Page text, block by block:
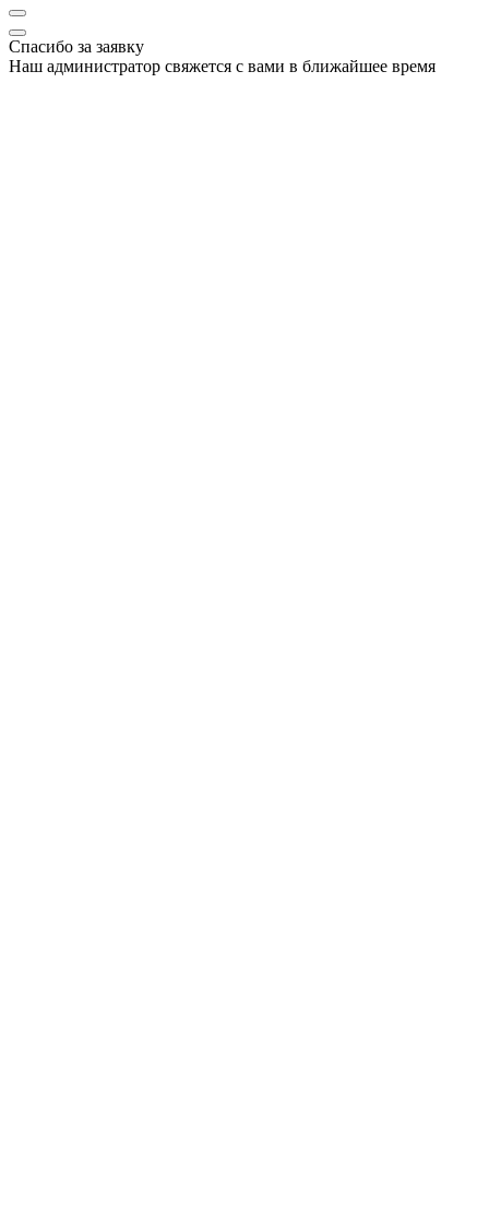
Спасибо за заявку
Наш администратор свяжется с вами в ближайшее время